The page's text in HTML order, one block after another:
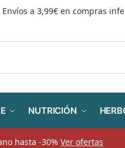
a 3,99€ en compras
NUTRICIÓN
hasta -30%Ver ofertas